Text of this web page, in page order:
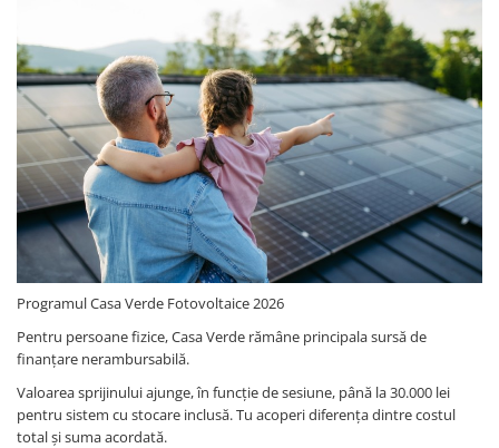
Programul Casa Verde Fotovoltaice 2026
Pentru persoane fizice, Casa Verde rămâne principala sursă de
finanțare nerambursabilă.
Valoarea sprijinului ajunge, în funcție de sesiune, până la 30.000 lei
pentru sistem cu stocare inclusă. Tu acoperi diferența dintre costul
total și suma acordată.